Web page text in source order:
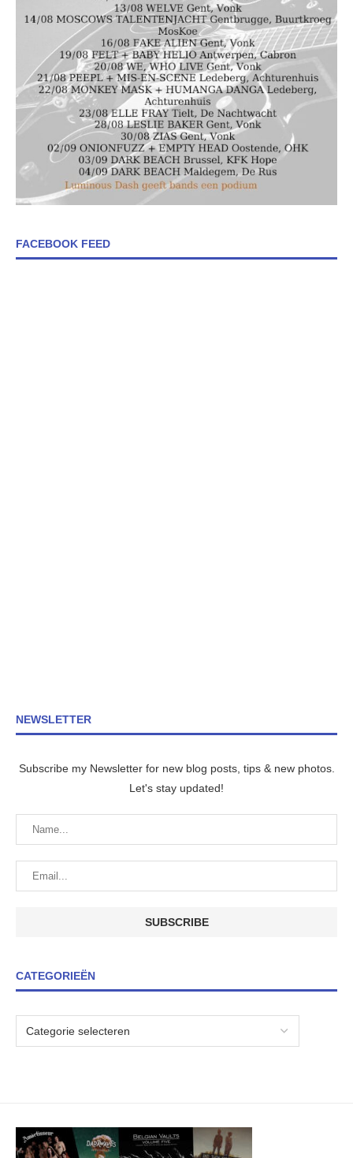
FACEBOOK FEED
NEWSLETTER
Subscribe my Newsletter for new blog posts, tips & new photos.
Let's stay updated!
CATEGORIEËN